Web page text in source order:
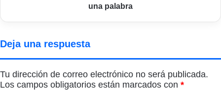
una palabra
Deja una respuesta
Tu dirección de correo electrónico no será publicada.
Los campos obligatorios están marcados con *